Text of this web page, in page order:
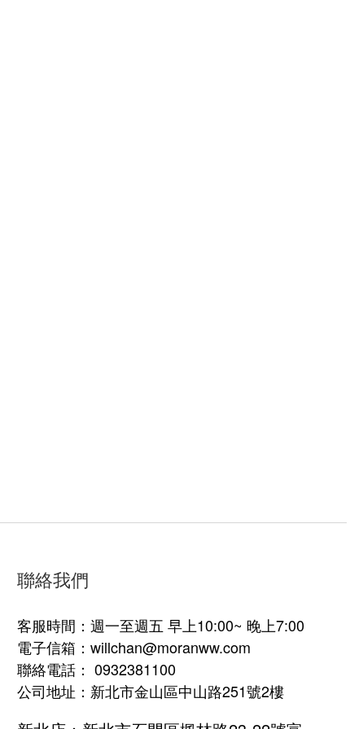
聯絡我們
客服時間：週一至週五 早上10:00~ 晚上7:00
電子信箱：willchan@moranww.com
聯絡電話： 0932381100
公司地址：新北市金山區中山路251號2樓